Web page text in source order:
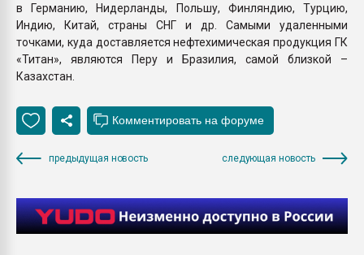
в Германию, Нидерланды, Польшу, Финляндию, Турцию,
Индию, Китай, страны СНГ и др. Самыми удаленными
точками, куда доставляется нефтехимическая продукция ГК
«Титан», являются Перу и Бразилия, самой близкой –
Казахстан.
предыдущая новость следующая новость